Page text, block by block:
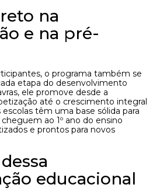
na
e na pré-
o programa também se
etapa do desenvolvimento
ele promove desde a
até o crescimento integral
escolas têm uma base sólida para
ao 1º ano do ensino
e prontos para novos
educacional